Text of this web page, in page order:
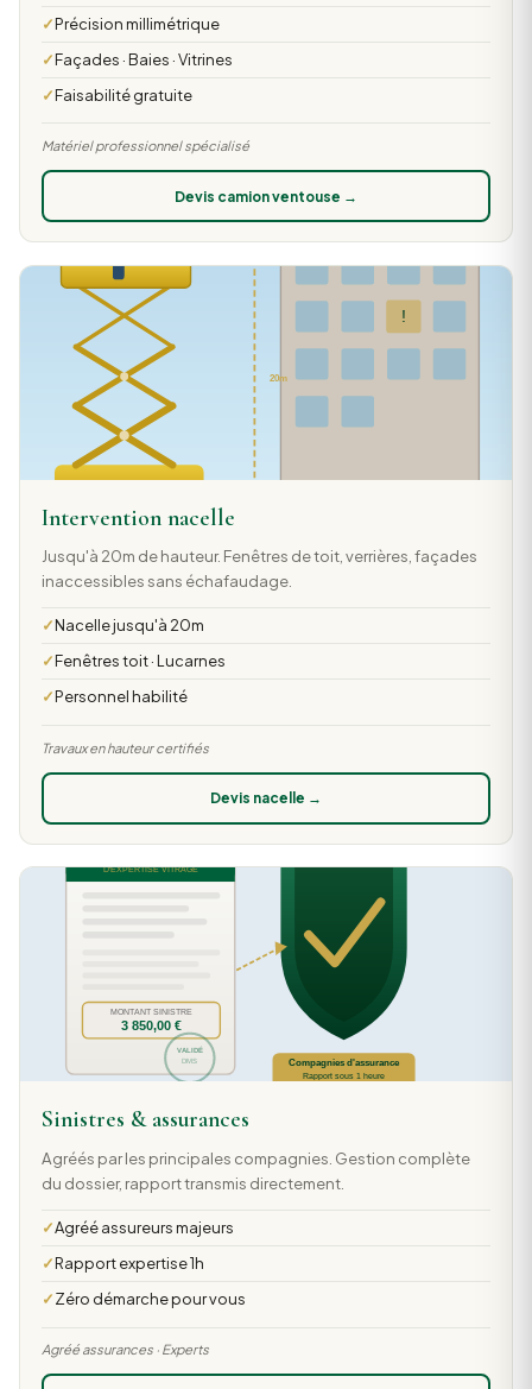
Précision millimétrique
Façades · Baies · Vitrines
Faisabilité gratuite
Matériel professionnel spécialisé
Devis camion ventouse →
Intervention nacelle
Jusqu'à 20m de hauteur. Fenêtres de toit, verrières, façades
inaccessibles sans échafaudage.
Nacelle jusqu'à 20m
Fenêtres toit · Lucarnes
Personnel habilité
Travaux en hauteur certifiés
Devis nacelle →
Sinistres & assurances
Agréés par les principales compagnies. Gestion complète
du dossier, rapport transmis directement.
Agréé assureurs majeurs
Rapport expertise 1h
Zéro démarche pour vous
Agréé assurances · Experts